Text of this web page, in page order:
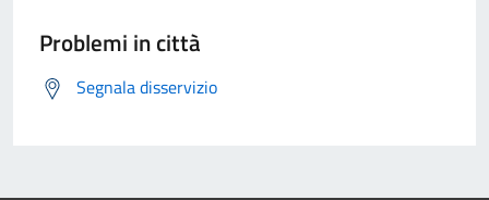
Problemi in città
Segnala disservizio